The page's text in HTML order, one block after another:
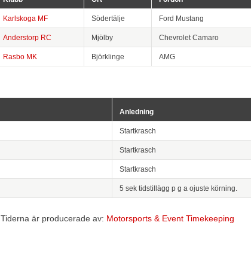
Karlskoga MF Södertälje Ford Mustang
Anderstorp RC Mjölby Chevrolet Camaro
Rasbo MK Björklinge AMG
Anledning
Startkrasch
Startkrasch
Startkrasch
5 sek tidstillägg p g a ojuste körning.
Tiderna är producerade av: Motorsports & Event Timekeeping